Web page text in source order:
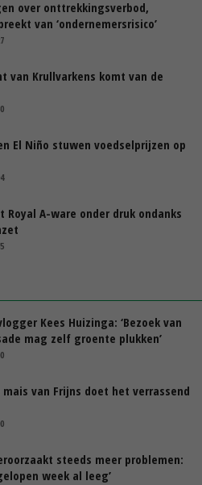
over onttrekkingsverbod,
van ‘ondernemersrisico’
van Krullvarkens komt van de
El Niño stuwen voedselprijzen op
Royal A-ware onder druk ondanks
Kees Huizinga: ‘Bezoek van
mag zelf groente plukken’
mais van Frijns doet het verrassend
steeds meer problemen:
week al leeg’